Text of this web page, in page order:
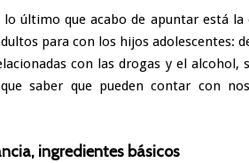
lo último que acabo de apuntar está
para con los hijos adolescentes:
con las drogas y el alcohol,
saber que pueden contar con
ingredientes básicos